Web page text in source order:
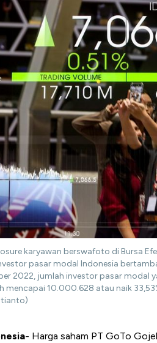
karyawan berswafoto di Bursa
pasar modal Indonesia
2022, jumlah investor pasar modal
mencapai 10.000.628 atau naik
- Harga saham PT GoTo